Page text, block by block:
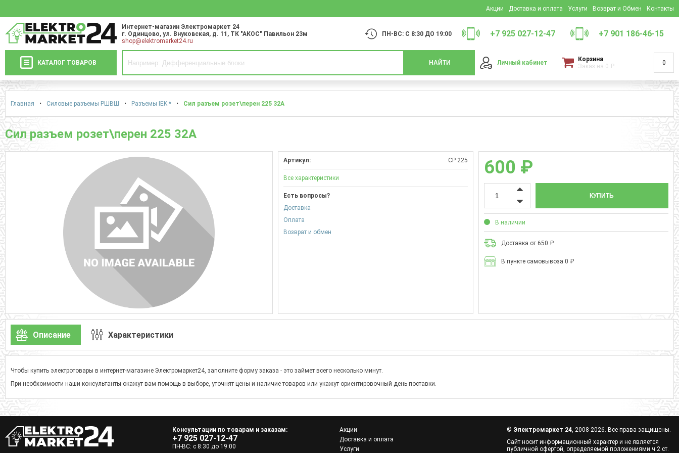
Акции Доставка и оплата Услуги Возврат и Обмен Контакты
Интернет-магазин Электромаркет 24
г. Одинцово, ул. Внуковская, д. 11 , ТК "АКОС" Павильон 23м
shop@elektromarket24.ru
ПН-ВС: С 8:30 ДО 19:00 +7 925 027-12-47 +7 901 186-46-15
КАТАЛОГ ТОВАРОВ НАЙТИ Личный кабинет
Корзина
Заказ на 0 ₽ 0
Главная • Силовые разъемы РШВШ • Разъемы IEK * • Сил разъем розет\перен 225 32А
Сил разъем розет\перен 225 32А
Артикул: СР 225
Все характеристики
Есть вопросы?
Доставка
Оплата
Возврат и обмен
600 ₽
КУПИТЬ
В наличии
Доставка от 650 ₽
В пункте самовывоза 0 ₽
Описание Характеристики
Чтобы купить электротовары в интернет-магазине Электромаркет24, заполните форму заказа - это займет всего несколько минут.
При необхоимости наши консультанты окажут вам помощь в выборе, уточнят цены и наличие товаров или укажут ориентировочный день поставки.
Консультации по товарам и заказам:
+7 925 027-12-47
ПН-ВС: с 8:30 до 19:00
Акции
Доставка и оплата
Услуги
© Электромаркет 24, 2008-2026. Все права защищены.
Сайт носит информационный характер и не является
публичной офертой, определяемой положениями ч.2 ст.